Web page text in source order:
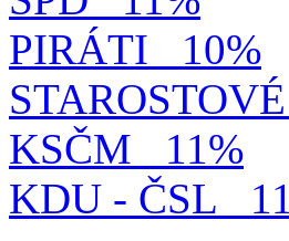
PIRÁTI
10%
STAROSTOVÉ
KSČM
11%
KDU - ČSL